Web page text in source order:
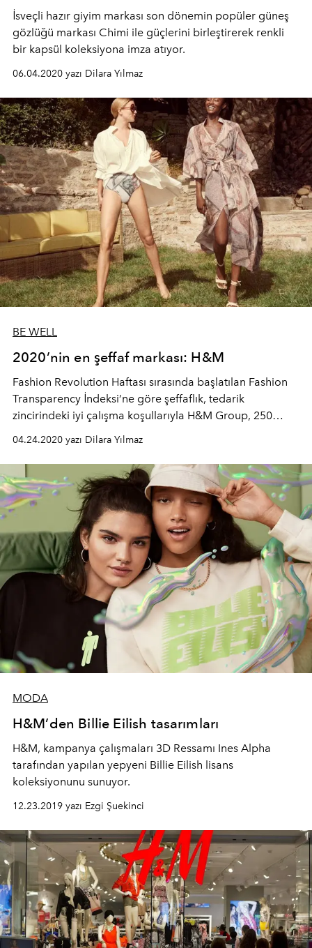
İsveçli hazır giyim markası son dönemin popüler güneş
gözlüğü markası Chimi ile güçlerini birleştirerek renkli
bir kapsül koleksiyona imza atıyor.
06.04.2020 yazı Dilara Yılmaz
BE WELL
2020’nin en şeffaf markası: H&M
Fashion Revolution Haftası sırasında başlatılan Fashion
Transparency İndeksi’ne göre şeffaflık, tedarik
zincirindeki iyi çalışma koşullarıyla H&M Group, 250
markanın arasından 2020’nin en şeffaf markası seçildi.
04.24.2020 yazı Dilara Yılmaz
MODA
H&M’den Billie Eilish tasarımları
H&M, kampanya çalışmaları 3D Ressamı Ines Alpha
tarafından yapılan yepyeni Billie Eilish lisans
koleksiyonunu sunuyor.
12.23.2019 yazı Ezgi Şuekinci